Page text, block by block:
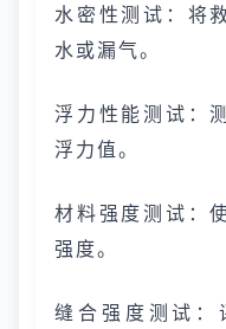
水密性测试：将
水或漏气。
浮力性能测试：
浮力值。
材料强度测试：
强度。
缝合强度测试：